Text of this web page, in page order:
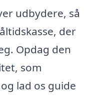
udbydere, så
der
Opdag den
som
lad os guide